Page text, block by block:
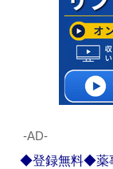
‐AD‐
◆登録無料◆薬